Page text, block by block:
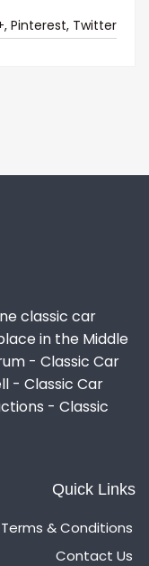
Pinterest, Twitter
classic car
in the Middle
- Classic Car
- Classic Car
- Classic
Quick Links
Terms & Conditions
Contact Us